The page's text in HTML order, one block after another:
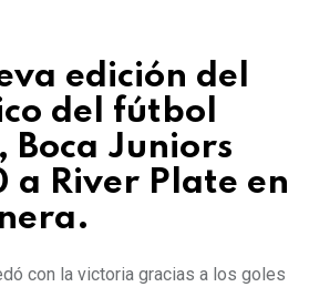
edición del
del fútbol
Juniors
a River Plate en
con la victoria gracias a los goles